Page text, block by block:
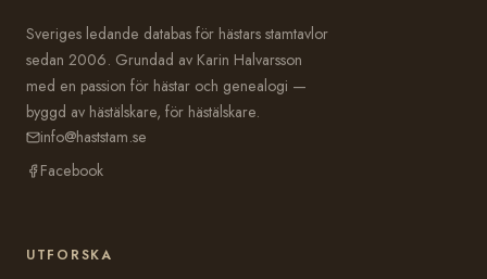
Sveriges ledande databas för hästars stamtavlor
sedan 2006. Grundad av Karin Halvarsson
med en passion för hästar och genealogi —
byggd av hästälskare, för hästälskare.
info@haststam.se
Facebook
UTFORSKA